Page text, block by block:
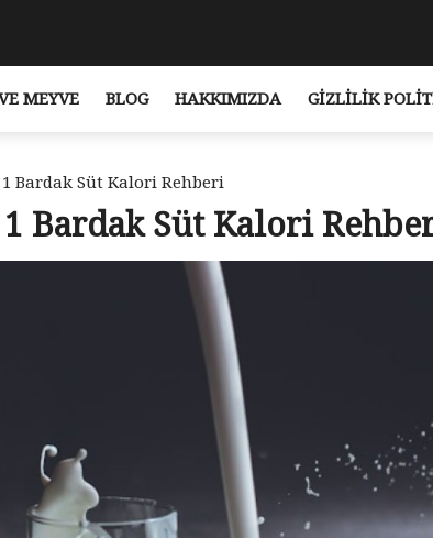
MEYVE BLOG HAKKIMIZDA GIZLILIK
Bardak Süt Kalori Rehberi
Bardak Süt Kalori